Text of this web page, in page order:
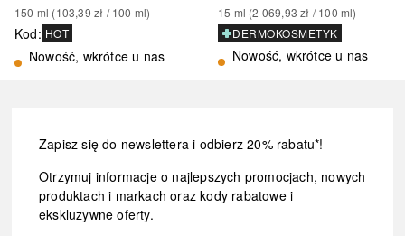
150 ml (103,39 zł / 100 ml)
Kod: HOT
Nowość, wkrótce u nas
15 ml (2 069,93 zł / 100 ml)
DERMOKOSMETYK
Nowość, wkrótce u nas
Zapisz się do newslettera i odbierz 20% rabatu*!
Otrzymuj informacje o najlepszych promocjach, nowych
produktach i markach oraz kody rabatowe i
ekskluzywne oferty.